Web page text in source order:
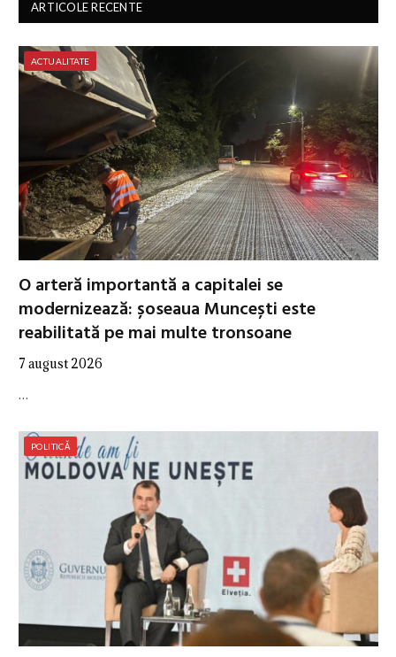
ARTICOLE RECENTE
ACTUALITATE
O arteră importantă a capitalei se
modernizează: șoseaua Muncești este
reabilitată pe mai multe tronsoane
7 august 2026
…
POLITICĂ